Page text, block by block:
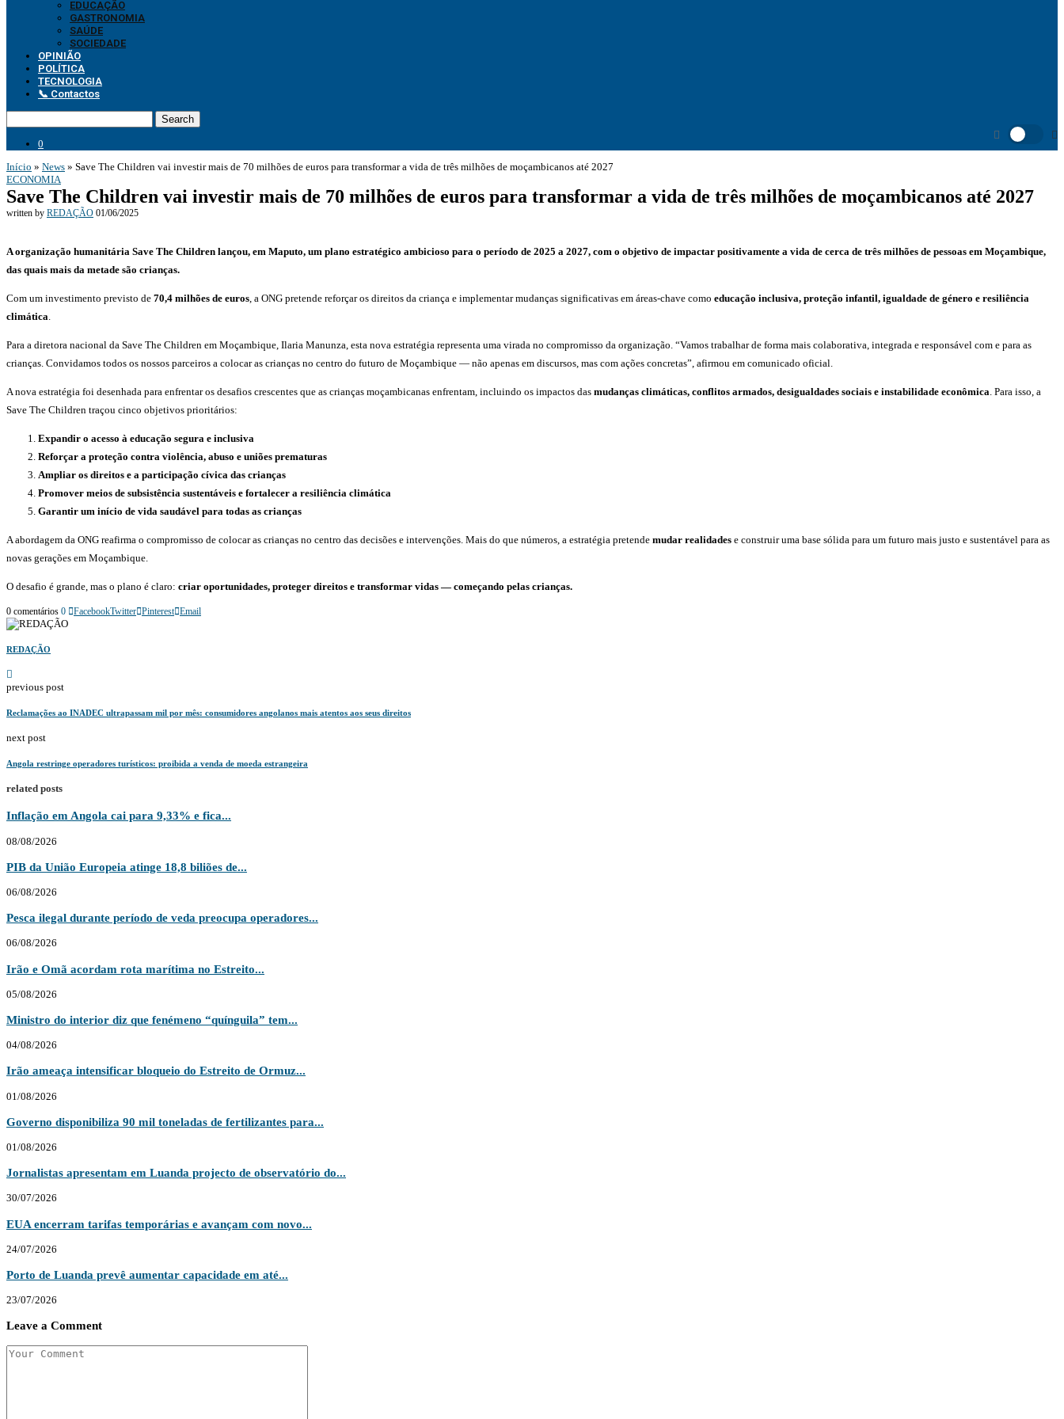
EDUCAÇÃO
GASTRONOMIA
SAÚDE
SOCIEDADE
OPINIÃO
POLÍTICA
TECNOLOGIA
📞 Contactos
Search
0
Início » News » Save The Children vai investir mais de 70 milhões de euros para transformar a vida de três milhões de moçambicanos até 2027
ECONOMIA
Save The Children vai investir mais de 70 milhões de euros para transformar a vida de três milhões de moçambicanos até 2027
written by REDAÇÃO 01/06/2025
A organização humanitária Save The Children lançou, em Maputo, um plano estratégico ambicioso para o período de 2025 a 2027, com o objetivo de impactar positivamente a vida de cerca de três milhões de pessoas em Moçambique,
das quais mais da metade são crianças.
Com um investimento previsto de 70,4 milhões de euros, a ONG pretende reforçar os direitos da criança e implementar mudanças significativas em áreas-chave como educação inclusiva, proteção infantil, igualdade de género e resiliência
climática.
Para a diretora nacional da Save The Children em Moçambique, Ilaria Manunza, esta nova estratégia representa uma virada no compromisso da organização. “Vamos trabalhar de forma mais colaborativa, integrada e responsável com e para as
crianças. Convidamos todos os nossos parceiros a colocar as crianças no centro do futuro de Moçambique — não apenas em discursos, mas com ações concretas”, afirmou em comunicado oficial.
A nova estratégia foi desenhada para enfrentar os desafios crescentes que as crianças moçambicanas enfrentam, incluindo os impactos das mudanças climáticas, conflitos armados, desigualdades sociais e instabilidade econômica. Para isso, a
Save The Children traçou cinco objetivos prioritários:
Expandir o acesso à educação segura e inclusiva
Reforçar a proteção contra violência, abuso e uniões prematuras
Ampliar os direitos e a participação cívica das crianças
Promover meios de subsistência sustentáveis e fortalecer a resiliência climática
Garantir um início de vida saudável para todas as crianças
A abordagem da ONG reafirma o compromisso de colocar as crianças no centro das decisões e intervenções. Mais do que números, a estratégia pretende mudar realidades e construir uma base sólida para um futuro mais justo e sustentável para as
novas gerações em Moçambique.
O desafio é grande, mas o plano é claro: criar oportunidades, proteger direitos e transformar vidas — começando pelas crianças.
0 comentários 0 FacebookTwitter Pinterest Email
REDAÇÃO
previous post
Reclamações ao INADEC ultrapassam mil por mês: consumidores angolanos mais atentos aos seus direitos
next post
Angola restringe operadores turísticos: proibida a venda de moeda estrangeira
related posts
Inflação em Angola cai para 9,33% e fica...
08/08/2026
PIB da União Europeia atinge 18,8 biliões de...
06/08/2026
Pesca ilegal durante período de veda preocupa operadores...
06/08/2026
Irão e Omã acordam rota marítima no Estreito...
05/08/2026
Ministro do interior diz que fenémeno “quínguila” tem...
04/08/2026
Irão ameaça intensificar bloqueio do Estreito de Ormuz...
01/08/2026
Governo disponibiliza 90 mil toneladas de fertilizantes para...
01/08/2026
Jornalistas apresentam em Luanda projecto de observatório do...
30/07/2026
EUA encerram tarifas temporárias e avançam com novo...
24/07/2026
Porto de Luanda prevê aumentar capacidade em até...
23/07/2026
Leave a Comment